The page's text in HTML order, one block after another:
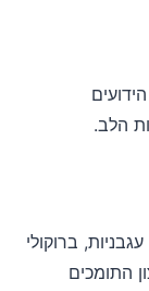
הלב.
ברוקולי
התומכים